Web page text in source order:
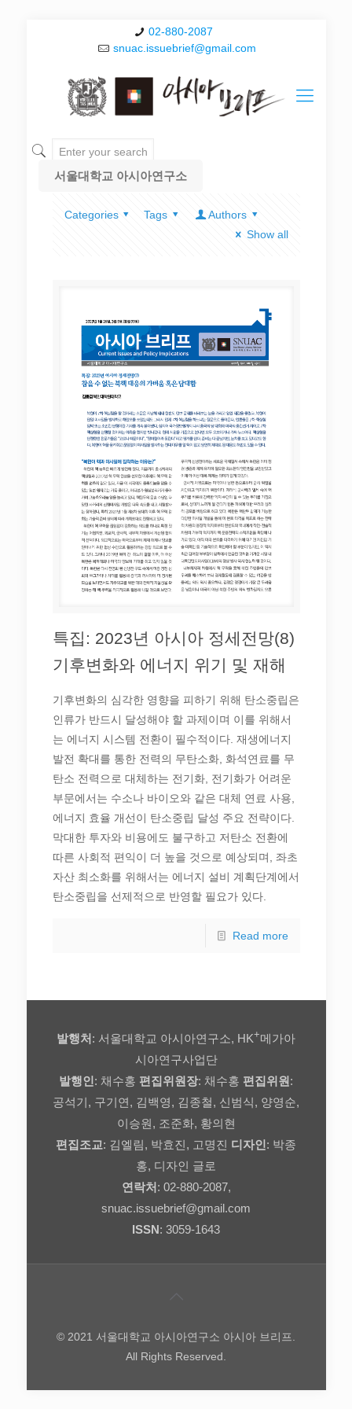
02-880-2087
snuac.issuebrief@gmail.com
서울대학교 아시아연구소
Categories Tags
Authors
Show all
특집: 2023년 아시아 정세전망(8)
기후변화와 에너지 위기 및 재해
기후변화의 심각한 영향을 피하기 위해 탄소중립은
인류가 반드시 달성해야 할 과제이며 이를 위해서
는 에너지 시스템 전환이 필수적이다. 재생에너지
발전 확대를 통한 전력의 무탄소화, 화석연료를 무
탄소 전력으로 대체하는 전기화, 전기화가 어려운
부문에서는 수소나 바이오와 같은 대체 연료 사용,
에너지 효율 개선이 탄소중립 달성 주요 전략이다.
막대한 투자와 비용에도 불구하고 저탄소 전환에
따른 사회적 편익이 더 높을 것으로 예상되며, 좌초
자산 최소화를 위해서는 에너지 설비 계획단계에서
탄소중립을 선제적으로 반영할 필요가 있다.
Read more
발행처 : 서울대학교 아시아연구소, HK+메가아
시아연구사업단
발행인 : 채수홍 편집위원장: 채수홍 편집위원 :
공석기, 구기연, 김백영, 김종철, 신범식, 양영순,
이승원, 조준화, 황의현
편집조교: 김엘림, 박효진, 고명진 디자인 : 박종
홍, 디자인 글로
연락처 : 02-880-2087,
snuac.issuebrief@gmail.com
ISSN: 3059-1643
© 2021 서울대학교 아시아연구소 아시아 브리프.
All Rights Reserved.